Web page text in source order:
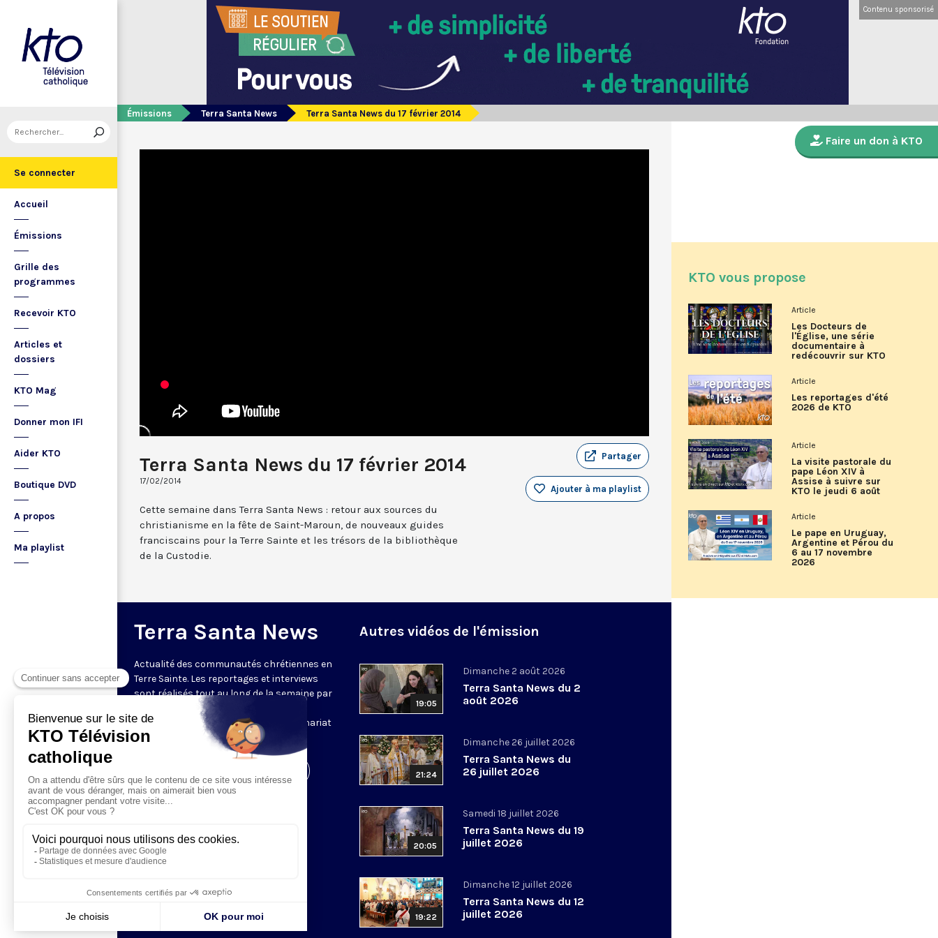
Se connecter
Accueil
Émissions
Grille des
programmes
Recevoir KTO
Articles et
dossiers
KTO Mag
Donner mon IFI
Aider KTO
Boutique DVD
A propos
Ma playlist
Contenu sponsorisé
Émissions Terra Santa News Terra Santa News du 17 février 2014
Terra Santa News du 17 février 2014
17/02/2014
Partager
Ajouter à ma playlist
Cette semaine dans Terra Santa News : retour aux sources du
christianisme en la fête de Saint-Maroun, de nouveaux guides
franciscains pour la Terre Sainte et les trésors de la bibliothèque
de la Custodie.
Terra Santa News
Actualité des communautés chrétiennes en
Terre Sainte. Les reportages et interviews
sont réalisés tout au long de la semaine par
le Centre des Médias de la Custodie
Franciscaine de Terre Sainte. En partenariat
avec le Franciscan Media Center.
Autres vidéos de l'émission
19:05
Dimanche 2 août 2026
Terra Santa News du 2
août 2026
21:24
Dimanche 26 juillet 2026
Terra Santa News du
26 juillet 2026
20:05
Samedi 18 juillet 2026
Terra Santa News du 19
juillet 2026
19:22
Dimanche 12 juillet 2026
Terra Santa News du 12
juillet 2026
Faire un don à KTO
KTO vous propose
Article
Les Docteurs de
l'Église, une série
documentaire à
redécouvrir sur KTO
Article
Les reportages d'été
2026 de KTO
Article
La visite pastorale du
pape Léon XIV à
Assise à suivre sur
KTO le jeudi 6 août
Article
Le pape en Uruguay,
Argentine et Pérou du
6 au 17 novembre
2026